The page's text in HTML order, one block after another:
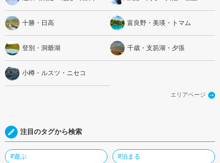
十勝・日高 富良野・美瑛・トマム
登別・洞爺湖 千歳・支笏湖・夕張
小樽・ルスツ・ニセコ
エリアページ
注目のタグから検索
#遊ぶ #泊まる